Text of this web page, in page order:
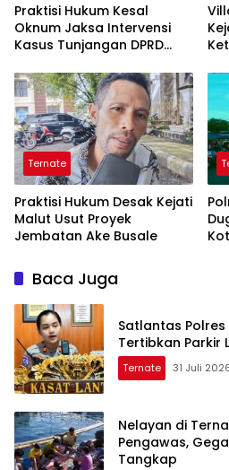
Praktisi Hukum Kesal
Oknum Jaksa Intervensi
Kasus Tunjangan DPRD
Ternate
Praktisi Hukum Desak Kejati
Malut Usut Proyek
Jembatan Ake Busale
Baca Juga
Satlantas
Tertibkan Parkir
Ternate 31 Juli
Nelayan di
Pengawas,
Tangkap